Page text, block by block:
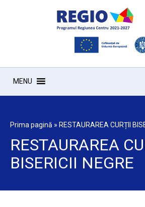
MENU
Prima pagină » RESTAURAREA CURȚII
RESTAURAREA
BISERICII NEGRE